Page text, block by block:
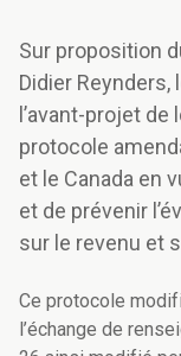
Sur proposition
Didier
l’avant-projet
protocole
et le Canada en
et de prévenir
sur le revenu et
Ce protocole
l’échange de